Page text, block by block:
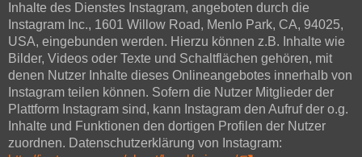
Inhalte des Dienstes Instagram, angeboten durch die
Instagram Inc., 1601 Willow Road, Menlo Park, CA, 94025,
USA, eingebunden werden. Hierzu können z.B. Inhalte wie
Bilder, Videos oder Texte und Schaltflächen gehören, mit
denen Nutzer Inhalte dieses Onlineangebotes innerhalb von
Instagram teilen können. Sofern die Nutzer Mitglieder der
Plattform Instagram sind, kann Instagram den Aufruf der o.g.
Inhalte und Funktionen den dortigen Profilen der Nutzer
zuordnen. Datenschutzerklärung von Instagram: